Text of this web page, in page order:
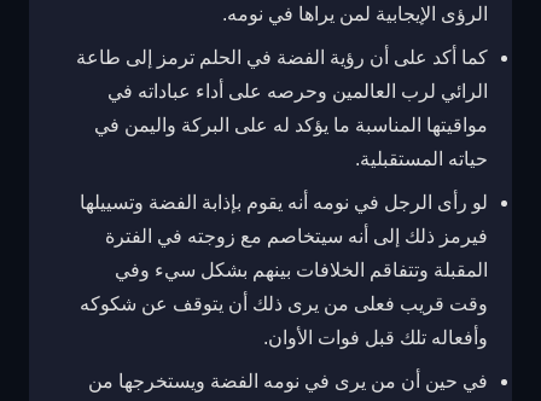
الرؤى الإيجابية لمن يراها في نومه.
كما أكد على أن رؤية الفضة في الحلم ترمز إلى طاعة
الرائي لرب العالمين وحرصه على أداء عباداته في
مواقيتها المناسبة ما يؤكد له على البركة واليمن في
حياته المستقبلية.
لو رأى الرجل في نومه أنه يقوم بإذابة الفضة وتسييلها
فيرمز ذلك إلى أنه سيتخاصم مع زوجته في الفترة
المقبلة وتتفاقم الخلافات بينهم بشكل سيء وفي
وقت قريب فعلى من يرى ذلك أن يتوقف عن شكوكه
وأفعاله تلك قبل فوات الأوان.
في حين أن من يرى في نومه الفضة ويستخرجها من